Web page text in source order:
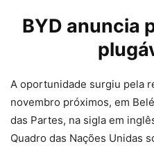
BYD anuncia
A oportunidade surgiu pela
novembro próximos, em
das Partes, na sigla em
Quadro das Nações Unidas